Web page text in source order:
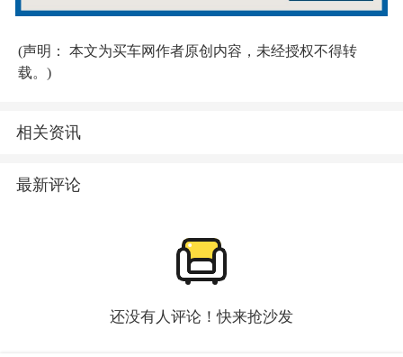
(声明： 本文为买车网作者原创内容，未经授权不得转
载。)
相关资讯
最新评论
还没有人评论！快来抢沙发